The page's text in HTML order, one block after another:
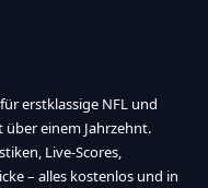
erstklassige NFL und
einem Jahrzehnt.
Live-Scores,
– alles kostenlos und in